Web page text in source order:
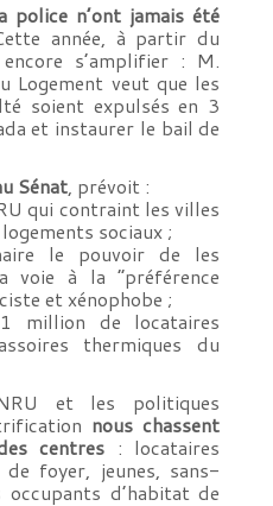
police n’ont jamais été
année, à partir du
s’amplifier : M.
Logement veut que les
soient expulsés en 3
et instaurer le bail de
Sénat, prévoit :
qui contraint les villes
sociaux ;
le pouvoir de les
voie à la “préférence
et xénophobe ;
million de locataires
thermiques du
et les politiques
nous chassent
centres : locataires
foyer, jeunes, sans-
d’habitat de